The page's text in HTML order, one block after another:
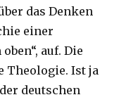
das Denken
einer
auf. Die
Theologie. Ist ja
deutschen